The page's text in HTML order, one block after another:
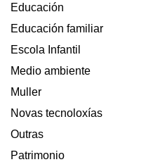
Educación
Educación familiar
Escola Infantil
Medio ambiente
Muller
Novas tecnoloxías
Outras
Patrimonio